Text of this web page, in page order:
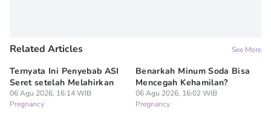
Related Articles See More
Ternyata Ini Penyebab ASI
Seret setelah Melahirkan
06 Agu 2026, 16:14 WIB
Pregnancy
Benarkah Minum Soda Bisa
Mencegah Kehamilan?
06 Agu 2026, 16:02 WIB
Pregnancy